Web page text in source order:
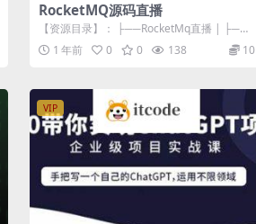
RocketMQ源码直播
【资源目录】： ├──RocketMq直播 | ├──2
021云溪峰会.mp4 ...
1 年前 0 0 138 10
VIP